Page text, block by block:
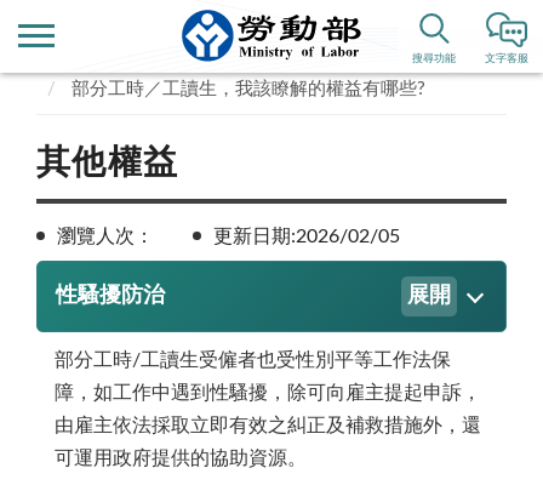
文字客服
搜尋功能
便民服務
部分工時／工讀生，我該瞭解的權益有哪些?
其他權益
瀏覽人次： 更新日期:2026/02/05
性騷擾防治 展開
部分工時/工讀生受僱者也受性別平等工作法保
障，如工作中遇到性騷擾，除可向雇主提起申訴，
由雇主依法採取立即有效之糾正及補救措施外，還
可運用政府提供的協助資源。